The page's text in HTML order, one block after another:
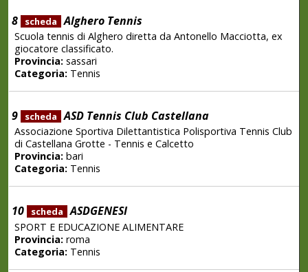
8 scheda Alghero Tennis
Scuola tennis di Alghero diretta da Antonello Macciotta, ex
giocatore classificato.
Provincia:sassari
Categoria:Tennis
9 scheda ASD Tennis Club Castellana
Associazione Sportiva Dilettantistica Polisportiva Tennis Club
di Castellana Grotte - Tennis e Calcetto
Provincia:bari
Categoria:Tennis
10 scheda ASDGENESI
SPORT E EDUCAZIONE ALIMENTARE
Provincia:roma
Categoria:Tennis